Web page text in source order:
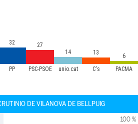
PP PSC-PSOE unio.cat C's PACMA
32
27
14
13 6
DE VILANOVA DE BELLPUIG
100 %